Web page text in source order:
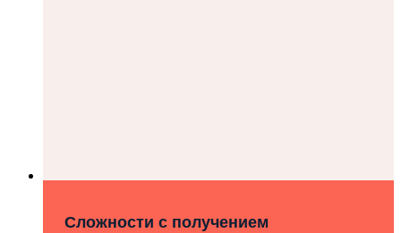
Сложности с получением